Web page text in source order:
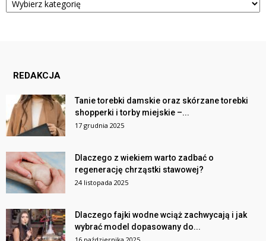
REDAKCJA
Tanie torebki damskie oraz skórzane torebki
shopperki i torby miejskie –...
17 grudnia 2025
Dlaczego z wiekiem warto zadbać o
regenerację chrząstki stawowej?
24 listopada 2025
Dlaczego fajki wodne wciąż zachwycają i jak
wybrać model dopasowany do...